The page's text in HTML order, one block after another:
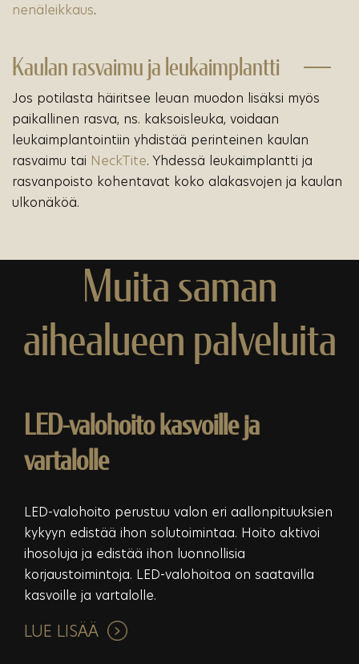
nenäleikkaus.
Kaulan rasvaimu ja leukaimplantti
Jos potilasta häiritsee leuan muodon lisäksi myös
paikallinen rasva, ns. kaksoisleuka, voidaan
leukaimplantointiin yhdistää perinteinen kaulan
rasvaimu tai NeckTite. Yhdessä leukaimplantti ja
rasvanpoisto kohentavat koko alakasvojen ja kaulan
ulkonäköä.
Muita saman
aihealueen palveluita
LED-valohoito kasvoille ja
vartalolle
LED-valohoito perustuu valon eri aallonpituuksien
kykyyn edistää ihon solutoimintaa. Hoito aktivoi
ihosoluja ja edistää ihon luonnollisia
korjaustoimintoja. LED-valohoitoa on saatavilla
kasvoille ja vartalolle.
LUE LISÄÄ